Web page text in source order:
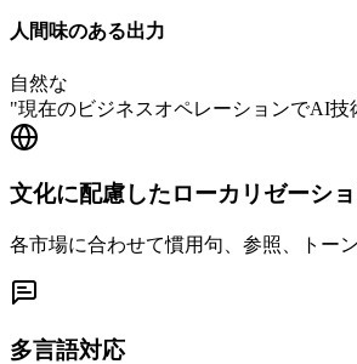
人間味のある出力
自然な
"現在のビジネスオペレーションでAI技
文化に配慮したローカリゼーシ
各市場に合わせて慣用句、参照、トー
多言語対応